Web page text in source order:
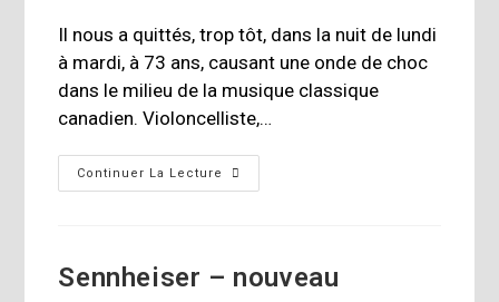
Il nous a quittés, trop tôt, dans la nuit de lundi
à mardi, à 73 ans, causant une onde de choc
dans le milieu de la musique classique
canadien. Violoncelliste,…
Continuer La Lecture
Analekta
Rend
Sennheiser – nouveau